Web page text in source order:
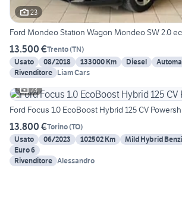
23
Ford Mondeo Station Wagon Mondeo SW 2.0
13.500 €Trento(TN)
Usato
08/2018 133000 Km Diesel
Rivenditore Liam Cars
23
Ford Focus 1.0 EcoBoost Hybrid 125 CV
13.800 €Torino(TO)
Usato
06/2023 102502 Km Mild Hybrid
Euro 6
Rivenditore Alessandro